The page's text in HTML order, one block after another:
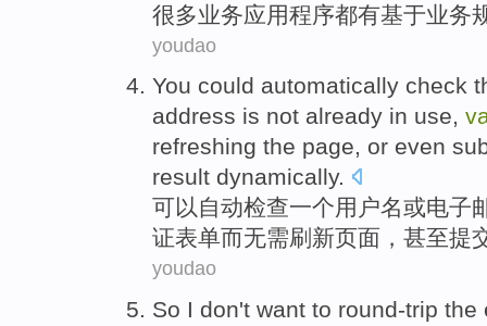
很多业务应用程序都有基于业务
youdao
You could automatically check
address is not already in use,
refreshing the page, or even
result dynamically.
可以 自动检查一个用户名或电子
证表单而无需刷新页面 ， 甚至提
youdao
So I don't want to round-trip the